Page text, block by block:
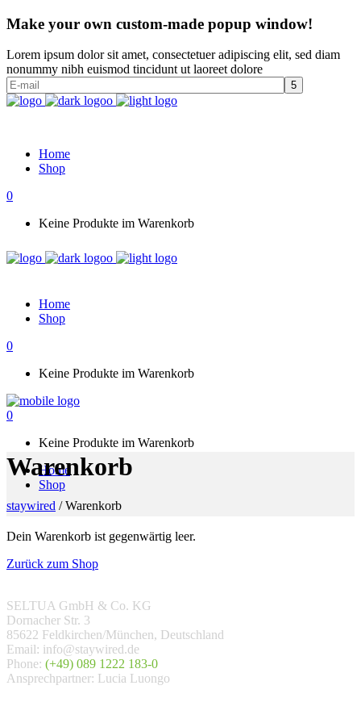
Make your own custom-made popup window!
Lorem ipsum dolor sit amet, consectetuer adipiscing elit, sed diam
nonummy nibh euismod tincidunt ut laoreet dolore
Home
Shop
0
Keine Produkte im Warenkorb
Home
Shop
0
Keine Produkte im Warenkorb
0
Keine Produkte im Warenkorb
Home
Shop
Warenkorb
staywired /Warenkorb
Dein Warenkorb ist gegenwärtig leer.
Zurück zum Shop
SELTUA GmbH & Co. KG
Dornacher Str. 3
85622 Feldkirchen/München, Deutschland
Email: info@staywired.de
Phone: (+49) 089 1222 183-0
Ansprechpartner: Lucia Luongo